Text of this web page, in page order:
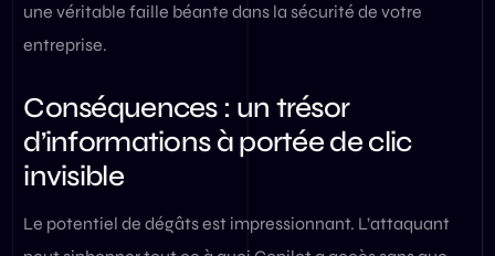
une véritable faille béante dans la sécurité de votre
entreprise.
Conséquences : un trésor
d’informations à portée de clic
invisible
Le potentiel de dégâts est impressionnant. L’attaquant